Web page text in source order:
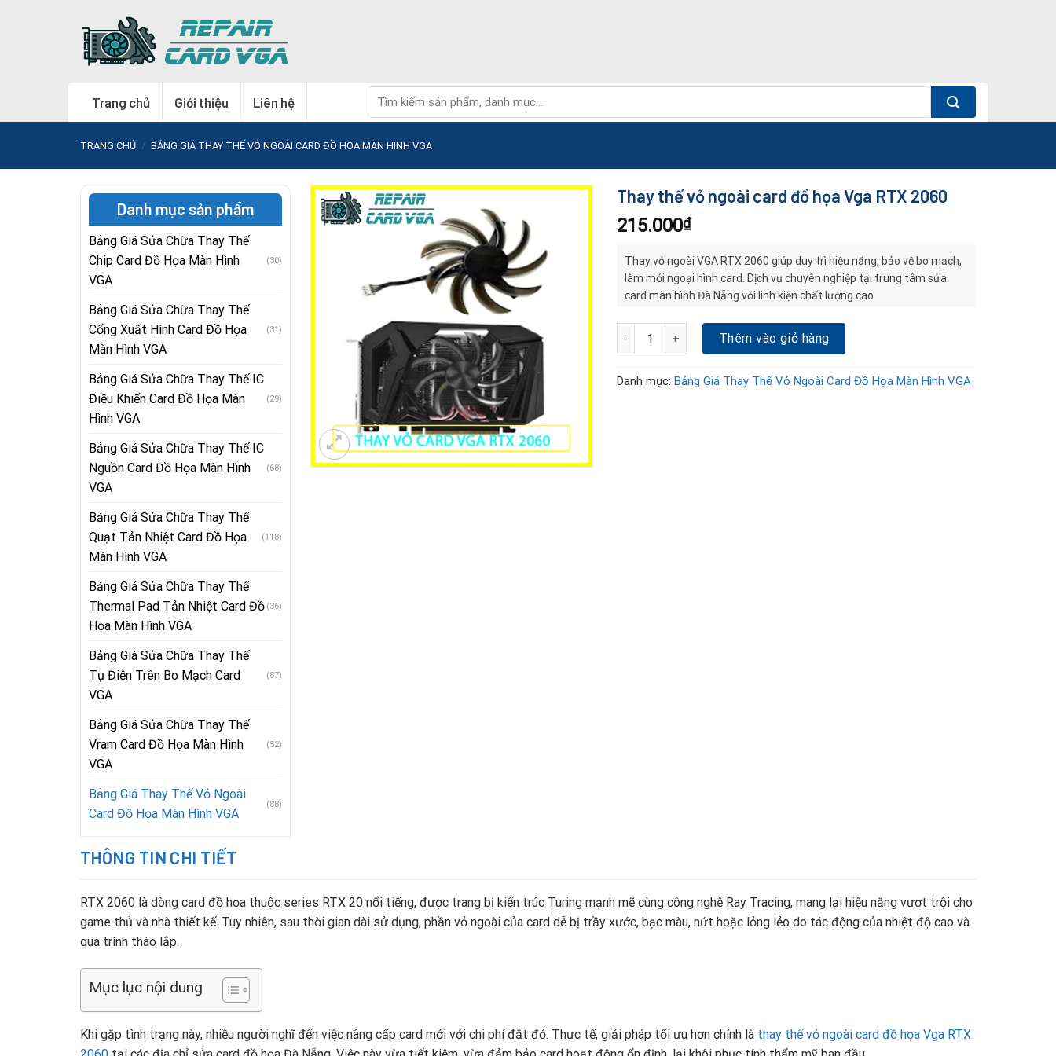
Trang chủ Giới thiệu Liên hệ
kiếm:
TRANG CHỦ / BẢNG GIÁ THAY THẾ VỎ NGOÀI CARD ĐỒ HỌA MÀN HÌNH VGA
Thay thế vỏ ngoài card đồ họa Vga RTX 2060
215.000₫
Thay vỏ ngoài VGA RTX 2060 giúp duy trì hiệu năng, bảo vệ bo mạch,
làm mới ngoại hình card. Dịch vụ chuyên nghiệp tại trung tâm sửa
card màn hình Đà Nẵng với linh kiện chất lượng cao
Thay thế vỏ ngoài card đồ họa Vga RTX 2060 số lượng
Thêm vào giỏ hàng
Danh mục: Bảng Giá Thay Thế Vỏ Ngoài Card Đồ Họa Màn Hình VGA
Danh mục sản phẩm
Bảng Giá Sửa Chữa Thay Thế
Chip Card Đồ Họa Màn Hình
VGA
(30)
Bảng Giá Sửa Chữa Thay Thế
Cổng Xuất Hình Card Đồ Họa
Màn Hình VGA
(31)
Bảng Giá Sửa Chữa Thay Thế IC
Điều Khiển Card Đồ Họa Màn
Hình VGA
(29)
Bảng Giá Sửa Chữa Thay Thế IC
Nguồn Card Đồ Họa Màn Hình
VGA
(68)
Bảng Giá Sửa Chữa Thay Thế
Quạt Tản Nhiệt Card Đồ Họa
Màn Hình VGA
(118)
Bảng Giá Sửa Chữa Thay Thế
Thermal Pad Tản Nhiệt Card Đồ
Họa Màn Hình VGA
(36)
Bảng Giá Sửa Chữa Thay Thế
Tụ Điện Trên Bo Mạch Card
VGA
(87)
Bảng Giá Sửa Chữa Thay Thế
Vram Card Đồ Họa Màn Hình
VGA
(52)
Bảng Giá Thay Thế Vỏ Ngoài
Card Đồ Họa Màn Hình VGA
(88)
THÔNG TIN CHI TIẾT
RTX 2060 là dòng card đồ họa thuộc series RTX 20 nổi tiếng, được trang bị kiến trúc Turing mạnh mẽ cùng công nghệ Ray Tracing, mang lại hiệu năng vượt trội cho
game thủ và nhà thiết kế. Tuy nhiên, sau thời gian dài sử dụng, phần vỏ ngoài của card dễ bị trầy xước, bạc màu, nứt hoặc lỏng lẻo do tác động của nhiệt độ cao và
quá trình tháo lắp.
Mục lục nội dung
Khi gặp tình trạng này, nhiều người nghĩ đến việc nâng cấp card mới với chi phí đắt đỏ. Thực tế, giải pháp tối ưu hơn chính là thay thế vỏ ngoài card đồ họa Vga RTX